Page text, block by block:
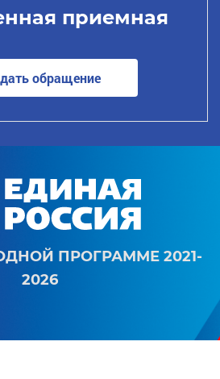
приемная
обращение
ПРОГРАММЕ 2021-
2026